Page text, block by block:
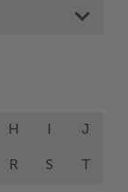
H J
R S